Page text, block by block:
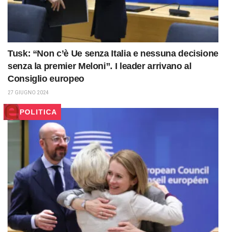
Tusk: “Non c’è Ue senza Italia e nessuna decisione
senza la premier Meloni”. I leader arrivano al
Consiglio europeo
27 GIUGNO 2024
POLITICA